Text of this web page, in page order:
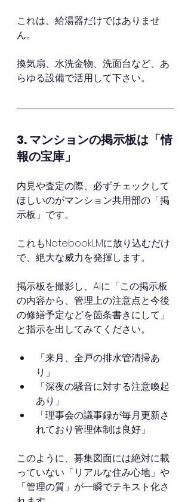
これは、給湯器だけではありませ
ん。
換気扇、水洗金物、洗面台など、あ
らゆる設備で活用して下さい。
3. マンションの掲示板は「情
報の宝庫」
内見や査定の際、必ずチェックして
ほしいのがマンション共用部の「掲
示板」です。
これもNotebookLMに放り込むだけ
で、絶大な威力を発揮します。
掲示板を撮影し、AIに「この掲示板
の内容から、管理上の注意点と今後
の修繕予定などを箇条書きにして」
と指示を出してみてください。
「来月、全戸の排水管清掃あ
り」
「深夜の騒音に対する注意喚起
あり」
「理事会の議事録が毎月更新さ
れており管理体制は良好」
このように、募集図面には絶対に載
っていない「リアルな住み心地」や
「管理の質」が一瞬でテキスト化さ